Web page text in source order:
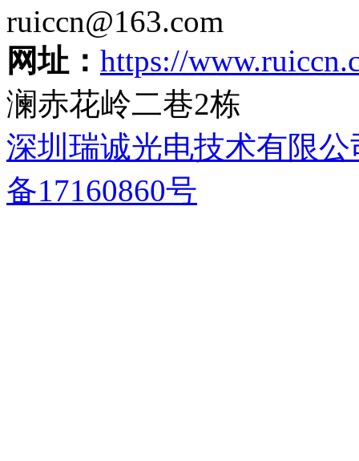
ruiccn@163.com
网址： https://
澜赤花岭二巷2栋
深圳瑞诚光电技术有限公
备17160860号